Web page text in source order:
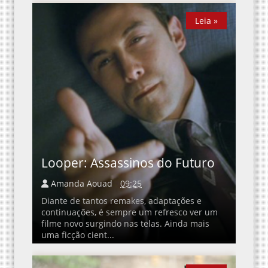
Looper: Assassinos do Futuro
Amanda Aouad
09:25
Diante de tantos remakes, adaptações e
continuações, é sempre um refresco ver um
filme novo surgindo nas telas. Ainda mais
uma ficção cient...
Leia »
Leia »